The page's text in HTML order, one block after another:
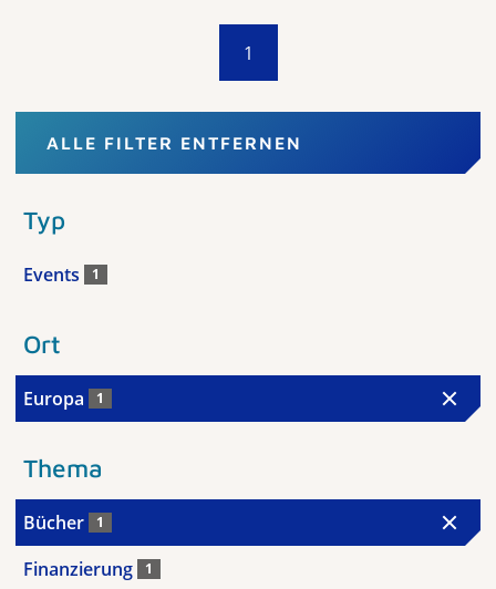
1
ALLE FILTER ENTFERNEN
Typ
Events 1
Ort
Europa 1
Thema
Bücher 1
Finanzierung 1